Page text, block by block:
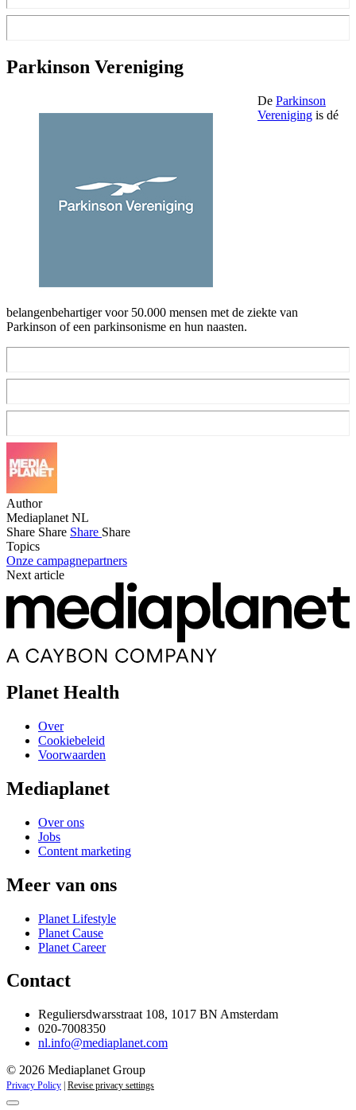
Parkinson Vereniging
De Parkinson
Vereniging is dé
belangenbehartiger voor 50.000 mensen met de ziekte van
Parkinson of een parkinsonisme en hun naasten.
Author
Mediaplanet NL
Share Share Share Share
Topics
Onze campagnepartners
Next article
Planet Health
Over
Cookiebeleid
Voorwaarden
Mediaplanet
Over ons
Jobs
Content marketing
Meer van ons
Planet Lifestyle
Planet Cause
Planet Career
Contact
Reguliersdwarsstraat 108, 1017 BN Amsterdam
020-7008350
nl.info@mediaplanet.com
© 2026 Mediaplanet Group
Privacy Policy Revise privacy settings